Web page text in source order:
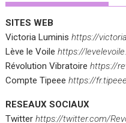
SITES WEB
Victoria Luminishttps://
Lève le Voilehttps://
Révolution Vibratoirehttps://
Compte Tipeeehttps://
RESEAUX SOCIAUX
Twitterhttps://twitter.com/